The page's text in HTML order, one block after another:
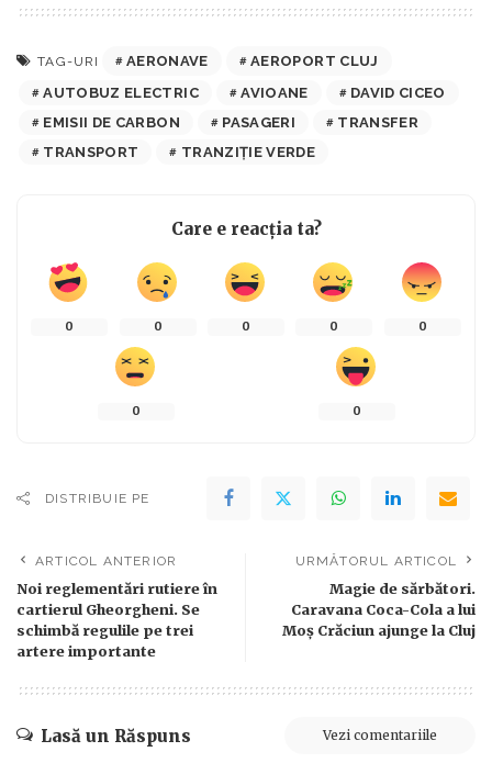
TAG-URI AERONAVE
AEROPORT CLUJ
AUTOBUZ ELECTRIC
AVIOANE
DAVID CICEO
EMISII DE CARBON
PASAGERI
TRANSFER
TRANSPORT
TRANZIȚIE VERDE
Care e reacția ta?
0 0 0 0 0
0 0
DISTRIBUIE PE
ARTICOL ANTERIOR
Noi reglementări rutiere în
cartierul Gheorgheni. Se
schimbă regulile pe trei
artere importante
URMĂTORUL ARTICOL
Magie de sărbători.
Caravana Coca-Cola a lui
Moș Crăciun ajunge la Cluj
Lasă un Răspuns Vezi comentariile